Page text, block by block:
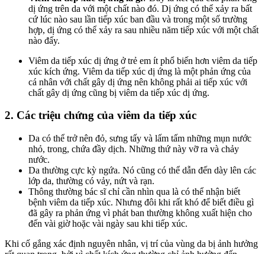
dị ứng trên da với một chất nào đó. Dị ứng có thể xảy ra bất
cứ lúc nào sau lần tiếp xúc ban đầu và trong một số trường
hợp, dị ứng có thể xảy ra sau nhiều năm tiếp xúc với một chất
nào đấy.
Viêm da tiếp xúc dị ứng ở trẻ em ít phổ biến hơn viêm da tiếp
xúc kích ứng. Viêm da tiếp xúc dị ứng là một phản ứng của
cá nhân với chất gây dị ứng nên không phải ai tiếp xúc với
chất gây dị ứng cũng bị viêm da tiếp xúc dị ứng.
2. Các triệu chứng của viêm da tiếp xúc
Da có thể trở nên đỏ, sưng tấy và lấm tấm những mụn nước
nhỏ, trong, chứa đầy dịch. Những thứ này vỡ ra và chảy
nước.
Da thường cực kỳ ngứa. Nó cũng có thể dẫn đến dày lên các
lớp da, thường có vảy, nứt và rạn.
Thông thường bác sĩ chỉ cần nhìn qua là có thể nhận biết
bệnh viêm da tiếp xúc. Nhưng đôi khi rất khó để biết điều gì
đã gây ra phản ứng vì phát ban thường không xuất hiện cho
đến vài giờ hoặc vài ngày sau khi tiếp xúc.
Khi cố gắng xác định nguyên nhân, vị trí của vùng da bị ảnh hưởng